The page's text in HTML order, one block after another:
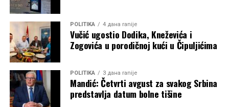
POLITIKA 4 дана ranije
Vučić ugostio Dodika, Kneževića i
Zogovića u porodičnoj kući u Čipuljićima
POLITIKA 3 дана ranije
Mandić: Četvrti avgust za svakog Srbina
predstavlja datum bolne tišine